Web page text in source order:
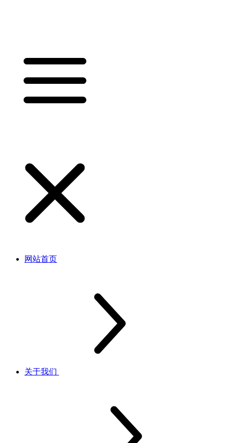
网站首页
关于我们